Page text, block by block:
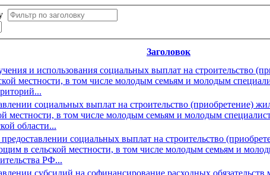
Заголовок
и использования социальных выплат на строительство
местности, в том числе молодым семьям и молодым
социальных выплат на строительство (приобретение)
местности, в том числе молодым семьям и молодым
области...
социальных выплат на строительство
в сельской местности, в том числе молодым семьям и
РФ...